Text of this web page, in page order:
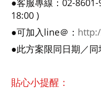
●客服專線： 02-8601-
18:00 )
●可加入 line＠：
●此方案限同日期／同
貼心小提醒 ：